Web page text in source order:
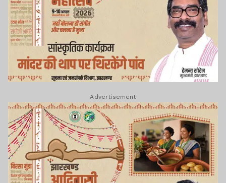
Advertisement